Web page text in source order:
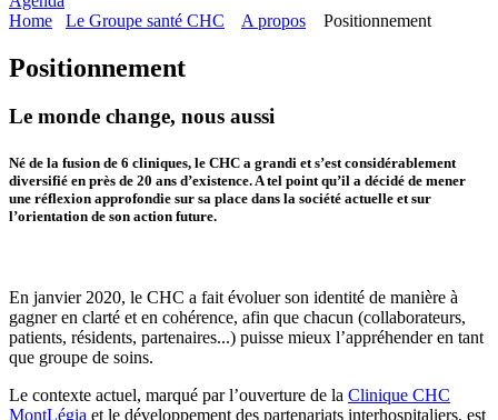
Home
Le Groupe santé CHC A propos Positionnement
Positionnement
Le monde change, nous aussi
Né de la fusion de 6 cliniques, le CHC a grandi et s’est considérablement
diversifié en près de 20 ans d’existence. A tel point qu’il a décidé de mener
une réflexion approfondie sur sa place dans la société actuelle et sur
l’orientation de son action future.
En janvier 2020, le CHC a fait évoluer son identité de manière à
gagner en clarté et en cohérence, afin que chacun (collaborateurs,
patients, résidents, partenaires...) puisse mieux l’appréhender en tant
que groupe de soins.
Le contexte actuel, marqué par l’ouverture de la Clinique CHC
MontLégia et le développement des partenariats interhospitaliers, est